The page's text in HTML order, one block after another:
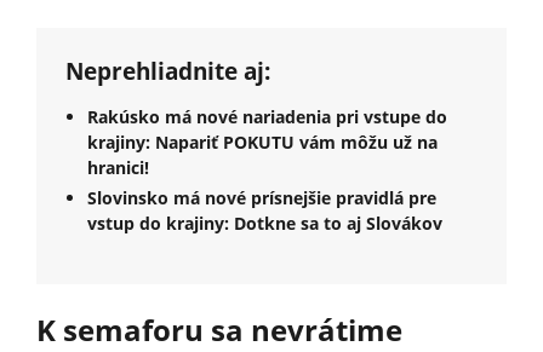
Neprehliadnite aj:
Rakúsko má nové nariadenia pri vstupe do
krajiny: Napariť POKUTU vám môžu už na
hranici!
Slovinsko má nové prísnejšie pravidlá pre
vstup do krajiny: Dotkne sa to aj Slovákov
K semaforu sa nevrátime